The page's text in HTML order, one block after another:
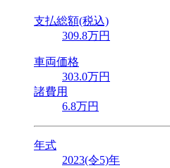
支払総額(税込)
309.8万円
車両価格
303.0万円
諸費用
6.8万円
年式
2023(令5)年